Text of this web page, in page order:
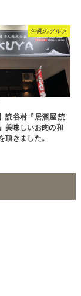
沖縄のグルメ
読谷村『居酒屋 読
美味しいお肉の和
頂きました。